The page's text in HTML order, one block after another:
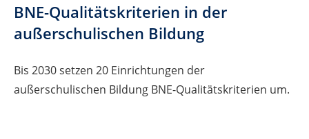
BNE-Qualitätskriterien in der
außerschulischen Bildung
Bis 2030 setzen 20 Einrichtungen der
außerschulischen Bildung BNE-Qualitätskriterien um.